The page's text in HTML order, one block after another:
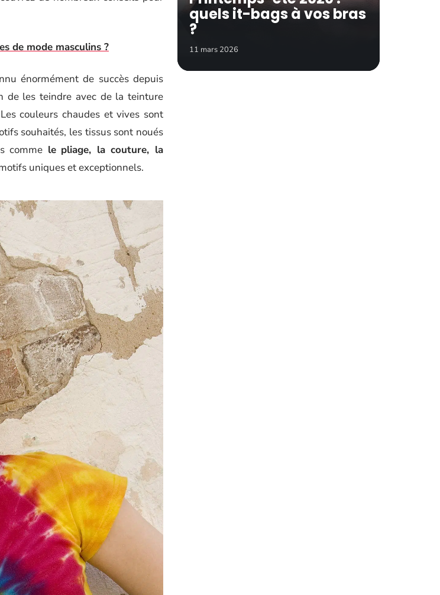
de mode masculins ?
énormément de succès depuis
de les teindre avec de la teinture
couleurs chaudes et vives sont
souhaités, les tissus sont noués
comme le pliage, la couture, la
uniques et exceptionnels.
quels it-bags à vos bras
?
11 mars 2026